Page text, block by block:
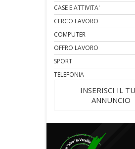
CASE E ATTIVITA'
CERCO LAVORO
COMPUTER
OFFRO LAVORO
SPORT
TELEFONIA
INSERISCI IL
ANNUNCIO